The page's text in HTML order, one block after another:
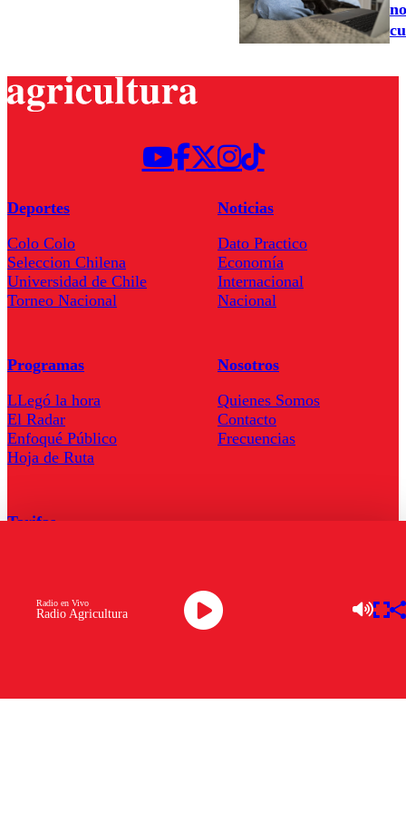
Radio Agricultura
Radio en Vivo
Deportes
Colo Colo
Seleccion Chilena
Universidad de Chile
Torneo Nacional
Noticias
Dato Practico
Economía
Internacional
Nacional
Programas
LLegó la hora
El Radar
Enfoqué Público
Hoja de Ruta
Nosotros
Quienes Somos
Contacto
Frecuencias
Tarifas
Descarga la APP